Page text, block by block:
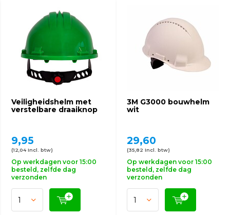
Veiligheidshelm met
verstelbare draaiknop
9,95
(12,04 Incl. btw)
Op werkdagen voor 15:00
besteld, zelfde dag
verzonden
3M G3000 bouwhelm
wit
29,60
(35,82 Incl. btw)
Op werkdagen voor 15:00
besteld, zelfde dag
verzonden